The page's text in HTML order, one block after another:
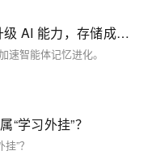
阿里云表格存储 Tablestore 全面升级 AI 能力，存储成本直降 30%
智能体记忆进化。
学习外挂”？
”？